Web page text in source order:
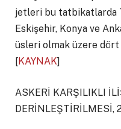
jetleri bu tatbikatlarda
Eskişehir, Konya ve
üsleri olmak üzere dört
[KAYNAK]
ASKERİ KARŞILIKLI
DERİNLEŞTİRİLMESİ,